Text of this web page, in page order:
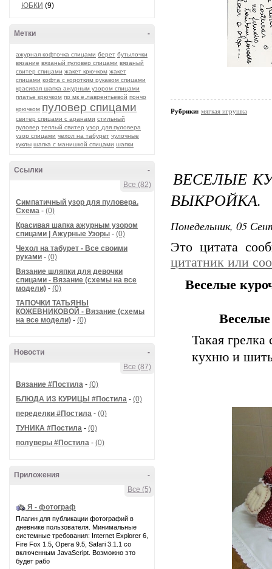
ЮБКИ (9)
-
Метки
ажурная кофточка спицами берет бутылочки
вязание вязаный пуловер спицами вязаный
свитер спицами жакет крючком жакет
спицами кофта с коротким рукавом спицами
красивая шапка ажурным узором спицами
платье крючком по мк е.лаврентьевой пончо
крючком пуловер спицами
свитер спицами с аранами стильный
пуловер теплый свитер узор для пуловера
узор спицами чехол на табурет чулочные
куклы шапка с манишкой спицами шапки
-
Ссылки
Все (82)
Симпатичный узор для пуловера.
Схема - (0)
Красивая шапка ажурным узором
спицами | Ажурные Узоры - (0)
Чехол на табурет - Все своими
руками - (0)
Вязание шляпки для девочки
спицами - Вязание (схемы на все
модели) - (0)
ТАПОЧКИ ТАТЬЯНЫ
КОЖЕВНИКОВОЙ - Вязание (схемы
на все модели) - (0)
-
Новости
Все (87)
Вязание #Постила - (0)
БЛЮДА ИЗ КУРИЦЫ #Постила - (0)
переделки #Постила - (0)
ТУНИКА #Постила - (0)
полуверы #Постила - (0)
-
Приложения
Все (5)
Я - фотограф
Плагин для публикации фотографий в
дневнике пользователя. Минимальные
системные требования: Internet Explorer 6,
Fire Fox 1.5, Opera 9.5, Safari 3.1.1 со
включенным JavaScript. Возможно это
будет рабо
Рубрики: мягкая игрушка
ВЕСЕЛЫЕ
ВЫКРОЙКА.
Понедельник, 05
Это цитата
цитатник или
Веселые
Такая
кухню и